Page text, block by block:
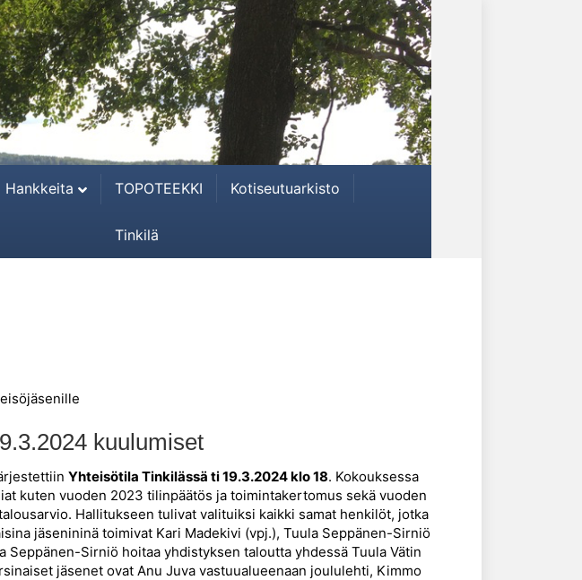
Hankkeita TOPOTEEKKI Kotiseutuarkisto
Tinkilä
kuulumiset
Yhteisötila Tinkilässä ti 19.3.2024 klo 18. Kokouksessa
kuten vuoden 2023 tilinpäätös ja toimintakertomus sekä vuoden
Hallitukseen tulivat valituiksi kaikki samat henkilöt, jotka
jäsenininä toimivat Kari Madekivi (vpj.), Tuula Seppänen-Sirniö
Sirniö hoitaa yhdistyksen taloutta yhdessä Tuula Vätin
jäsenet ovat Anu Juva vastuualueenaan joululehti, Kimmo